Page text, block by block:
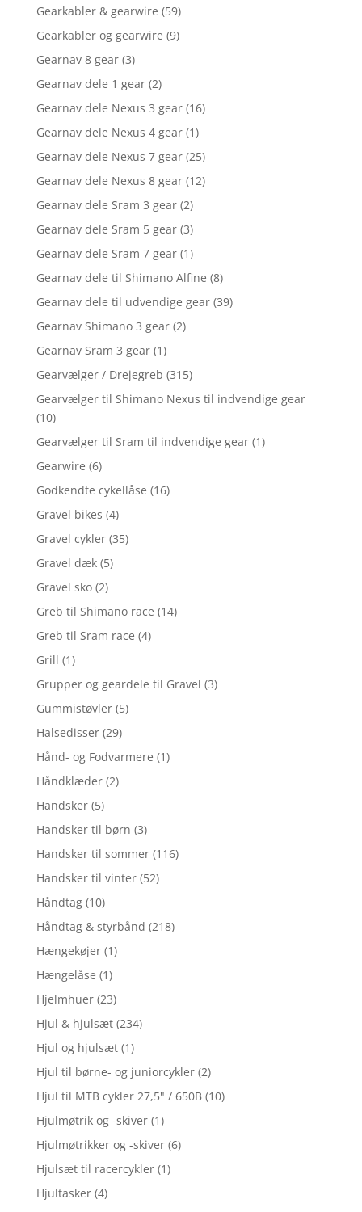
Gearkabler & gearwire (59)
Gearkabler og gearwire (9)
Gearnav 8 gear (3)
Gearnav dele 1 gear (2)
Gearnav dele Nexus 3 gear (16)
Gearnav dele Nexus 4 gear (1)
Gearnav dele Nexus 7 gear (25)
Gearnav dele Nexus 8 gear (12)
Gearnav dele Sram 3 gear (2)
Gearnav dele Sram 5 gear (3)
Gearnav dele Sram 7 gear (1)
Gearnav dele til Shimano Alfine (8)
Gearnav dele til udvendige gear (39)
Gearnav Shimano 3 gear (2)
Gearnav Sram 3 gear (1)
Gearvælger / Drejegreb (315)
Gearvælger til Shimano Nexus til indvendige gear
(10)
Gearvælger til Sram til indvendige gear (1)
Gearwire (6)
Godkendte cykellåse (16)
Gravel bikes (4)
Gravel cykler (35)
Gravel dæk (5)
Gravel sko (2)
Greb til Shimano race (14)
Greb til Sram race (4)
Grill (1)
Grupper og geardele til Gravel (3)
Gummistøvler (5)
Halsedisser (29)
Hånd- og Fodvarmere (1)
Håndklæder (2)
Handsker (5)
Handsker til børn (3)
Handsker til sommer (116)
Handsker til vinter (52)
Håndtag (10)
Håndtag & styrbånd (218)
Hængekøjer (1)
Hængelåse (1)
Hjelmhuer (23)
Hjul & hjulsæt (234)
Hjul og hjulsæt (1)
Hjul til børne- og juniorcykler (2)
Hjul til MTB cykler 27,5" / 650B (10)
Hjulmøtrik og -skiver (1)
Hjulmøtrikker og -skiver (6)
Hjulsæt til racercykler (1)
Hjultasker (4)